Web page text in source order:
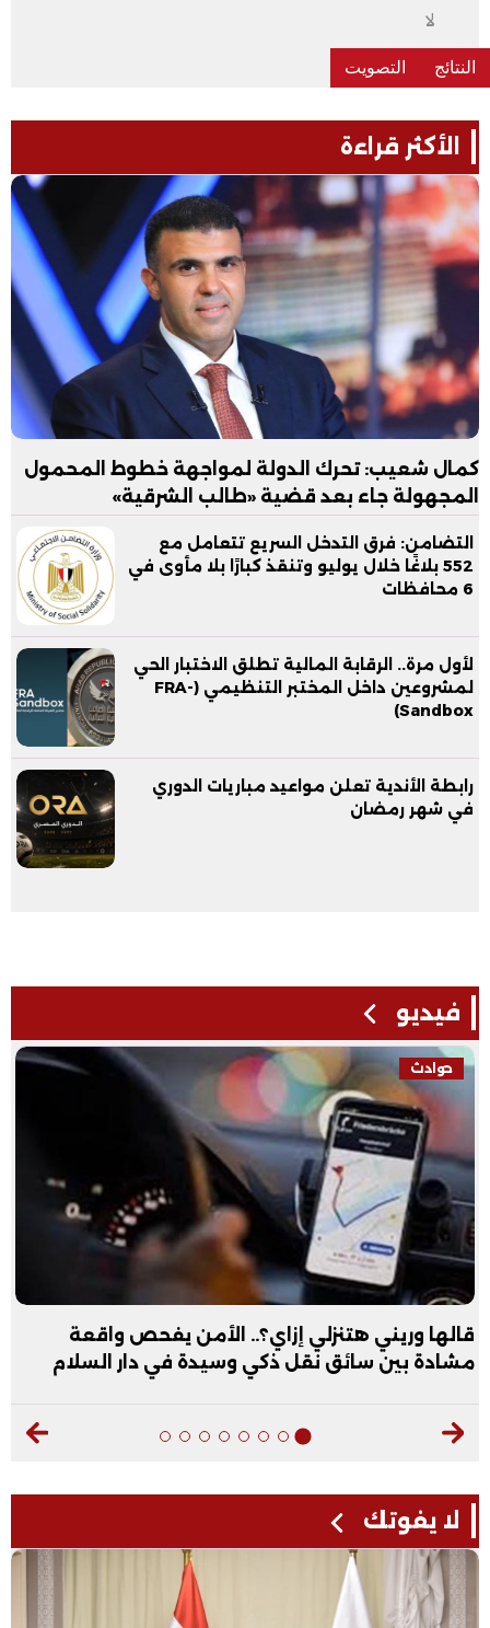
لا
الأكثر قراءة
كمال شعيب: تحرك الدولة لمواجهة خطوط المحمول
المجهولة جاء بعد قضية «طالب الشرقية»
التضامن: فرق التدخل السريع تتعامل مع
552 بلاغًا خلال يوليو وتنقذ كبارًا بلا مأوى في
6 محافظات
لأول مرة.. الرقابة المالية تطلق الاختبار الحي
لمشروعين داخل المختبر التنظيمي (FRA-
Sandbox)
رابطة الأندية تعلن مواعيد مباريات الدوري
في شهر رمضان
فيديو
فيديو
عبد الله الأول علمي علوم: نفسي أكون طبيب عظام|
فيديو
لا يفوتك